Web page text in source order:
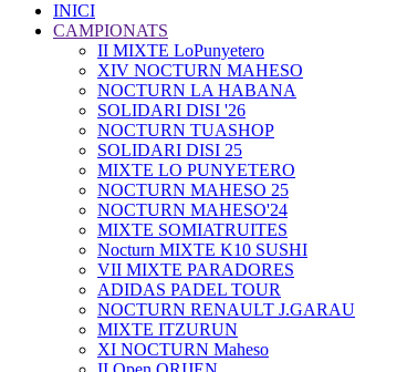
INICI
CAMPIONATS
II MIXTE LoPunyetero
XIV NOCTURN MAHESO
NOCTURN LA HABANA
SOLIDARI DISI '26
NOCTURN TUASHOP
SOLIDARI DISI 25
MIXTE LO PUNYETERO
NOCTURN MAHESO 25
NOCTURN MAHESO'24
MIXTE SOMIATRUITES
Nocturn MIXTE K10 SUSHI
VII MIXTE PARADORES
ADIDAS PADEL TOUR
NOCTURN RENAULT J.GARAU
MIXTE ITZURUN
XI NOCTURN Maheso